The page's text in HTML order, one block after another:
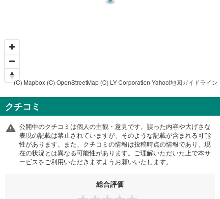
(C) Mapbox (C) OpenStreetMap (C) LY Corporation Yahoo!地図ガイドライン
クチコミ
公開中のクチコミは個人の主観・意見です。誤った内容や大げさな
表現の記載は禁止されていますが、そのような記載が含まれる可能
性があります。また、クチコミの情報は投稿時点の情報であり、現
在の状況とは異なる可能性があります。ご理解いただいた上で本サ
ービスをご利用いただきますようお願いいたします。
総合評価